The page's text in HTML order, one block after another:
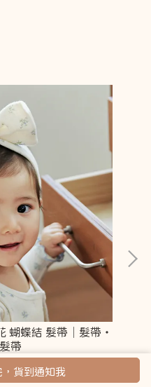
，貨到通知我
蝴蝶結 髮帶｜髮帶・
帶